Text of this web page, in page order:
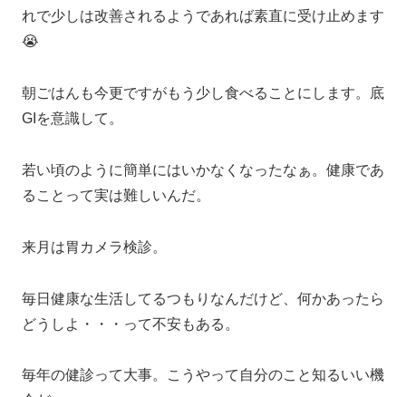
れで少しは改善されるようであれば素直に受け止めます
😭
朝ごはんも今更ですがもう少し食べることにします。底
GIを意識して。
若い頃のように簡単にはいかなくなったなぁ。健康であ
ることって実は難しいんだ。
来月は胃カメラ検診。
毎日健康な生活してるつもりなんだけど、何かあったら
どうしよ・・・って不安もある。
毎年の健診って大事。こうやって自分のこと知るいい機